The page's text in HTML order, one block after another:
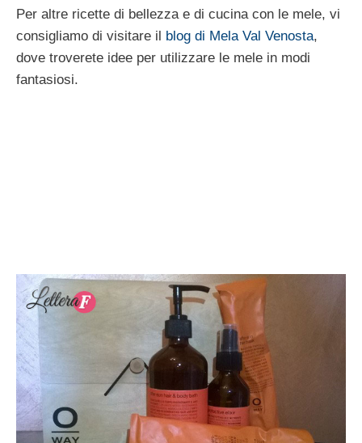
Per altre ricette di bellezza e di cucina con le mele, vi
consigliamo di visitare il blog di Mela Val Venosta,
dove troverete idee per utilizzare le mele in modi
fantasiosi.